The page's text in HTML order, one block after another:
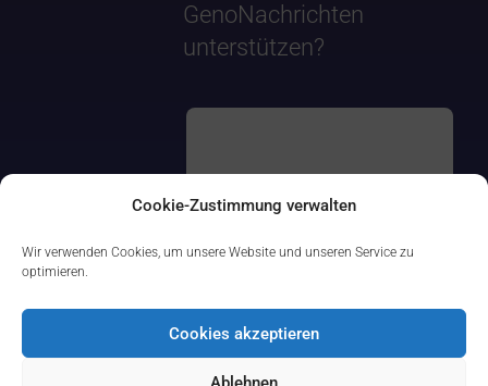
Cookie-Zustimmung verwalten
Wir verwenden Cookies, um unsere Website und unseren Service zu
optimieren.
Cookies akzeptieren
GenoNachrichten
unterstützen?